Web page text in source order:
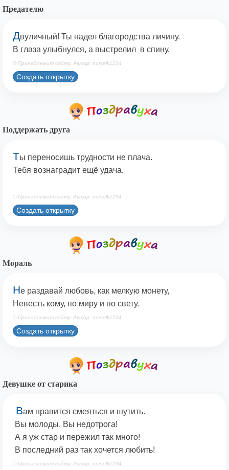
Предателю
Двуличный! Ты надел благородства личину.
В глаза улыбнулся, а выстрелил в спину.
© Принадлежит сайту. Автор: nurselk1234
Создать открытку
Поддержать друга
Ты переносишь трудности не плача.
Тебя вознаградит ещё удача.
© Принадлежит сайту. Автор: nurselk1234
Создать открытку
Мораль
Не раздавай любовь, как мелкую монету,
Невесть кому, по миру и по свету.
© Принадлежит сайту. Автор: nurselk1234
Создать открытку
Девушке от старика
Вам нравится смеяться и шутить.
Вы молоды. Вы недотрога!
А я уж стар и пережил так много!
В последний раз так хочется любить!
© Принадлежит сайту. Автор: nurselk1234